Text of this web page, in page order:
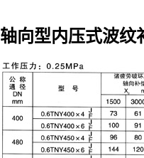
轴向型内压式波纹